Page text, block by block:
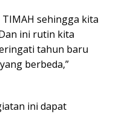
sehingga kita
ini rutin kita
tahun baru
berbeda,”
ini dapat